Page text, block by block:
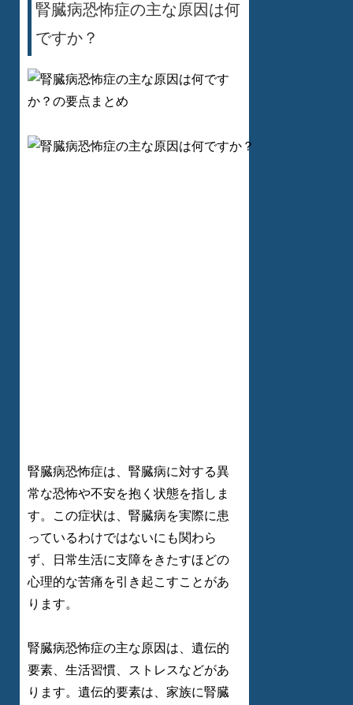
腎臓病恐怖症の主な原因は何
ですか？
腎臓病恐怖症は、腎臓病に対する異
常な恐怖や不安を抱く状態を指しま
す。この症状は、腎臓病を実際に患
っているわけではないにも関わら
ず、日常生活に支障をきたすほどの
心理的な苦痛を引き起こすことがあ
ります。
腎臓病恐怖症の主な原因は、遺伝的
要素、生活習慣、ストレスなどがあ
ります。遺伝的要素は、家族に腎臓